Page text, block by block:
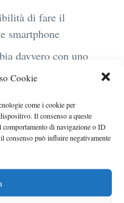
Cookie
come i cookie per
Il consenso a queste
comportamento di navigazione o ID
consenso può influire negativamente
di fare il
smartphone
davvero con uno
a lungo
100 di